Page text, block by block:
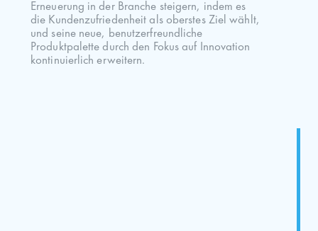
Erneuerung in der Branche steigern, indem es
die Kundenzufriedenheit als oberstes Ziel wählt,
und seine neue, benutzerfreundliche
Produktpalette durch den Fokus auf Innovation
kontinuierlich erweitern.